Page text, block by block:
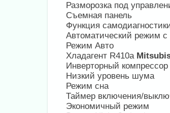
Разморозка под
Съемная панель
Функция
Автоматический режим с
Режим Авто
Хладагент R410a
Инверторный компрессор
Низкий уровень шума
Режим сна
Таймер включения/
Экономичный режим